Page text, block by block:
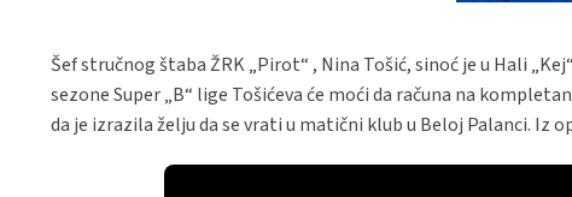
Šef stručnog štaba ŽRK „Pirot“ , Nina Tošić, sinoć je u Hali
sezone Super „B“ lige Tošićeva će moći da računa na
da je izrazila želju da se vrati u matični klub u Beloj Palanci.